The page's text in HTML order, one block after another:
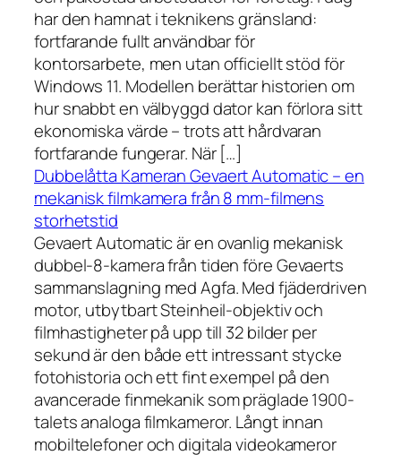
har den hamnat i teknikens gränsland:
fortfarande fullt användbar för
kontorsarbete, men utan officiellt stöd för
Windows 11. Modellen berättar historien om
hur snabbt en välbyggd dator kan förlora sitt
ekonomiska värde – trots att hårdvaran
fortfarande fungerar. När […]
Dubbelåtta Kameran Gevaert Automatic – en
mekanisk filmkamera från 8 mm-filmens
storhetstid
Gevaert Automatic är en ovanlig mekanisk
dubbel-8-kamera från tiden före Gevaerts
sammanslagning med Agfa. Med fjäderdriven
motor, utbytbart Steinheil-objektiv och
filmhastigheter på upp till 32 bilder per
sekund är den både ett intressant stycke
fotohistoria och ett fint exempel på den
avancerade finmekanik som präglade 1900-
talets analoga filmkameror. Långt innan
mobiltelefoner och digitala videokameror